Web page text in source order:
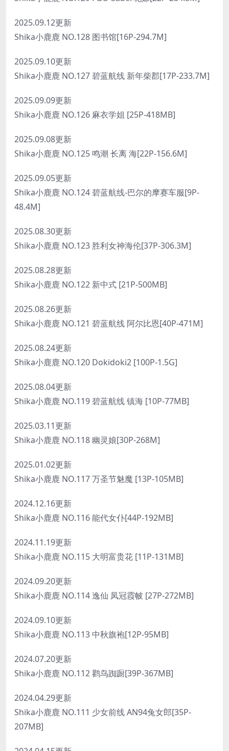
2025.09.12更新
Shika小鹿鹿 NO.128 图书馆[16P-294.7M]
2025.09.10更新
Shika小鹿鹿 NO.127 碧蓝航线 新年柴郡[17P-233.7M]
2025.09.09更新
Shika小鹿鹿 NO.126 麻衣学姐 [25P-418MB]
2025.09.08更新
Shika小鹿鹿 NO.125 鸣潮 长离 海[22P-156.6M]
2025.09.05更新
Shika小鹿鹿 NO.124 碧蓝航线-巴尔的摩赛车服[9P-
48.4M]
2025.08.30更新
Shika小鹿鹿 NO.123 胜利女神海伦[37P-306.3M]
2025.08.28更新
Shika小鹿鹿 NO.122 新中式 [21P-500MB]
2025.08.26更新
Shika小鹿鹿 NO.121 碧蓝航线 阿尔比恩[40P-471M]
2025.08.24更新
Shika小鹿鹿 NO.120 Dokidoki2 [100P-1.5G]
2025.08.04更新
Shika小鹿鹿 NO.119 碧蓝航线 镇海 [10P-77MB]
2025.03.11更新
Shika小鹿鹿 NO.118 幽灵娘[30P-268M]
2025.01.02更新
Shika小鹿鹿 NO.117 万圣节魅魔 [13P-105MB]
2024.12.16更新
Shika小鹿鹿 NO.116 能代女仆[44P-192MB]
2024.11.19更新
Shika小鹿鹿 NO.115 大明富贵花 [11P-131MB]
2024.09.20更新
Shika小鹿鹿 NO.114 逸仙 凤冠霞帔 [27P-272MB]
2024.09.10更新
Shika小鹿鹿 NO.113 中秋旗袍[12P-95MB]
2024.07.20更新
Shika小鹿鹿 NO.112 鹳鸟踟蹰[39P-367MB]
2024.04.29更新
Shika小鹿鹿 NO.111 少女前线 AN94兔女郎[35P-
207MB]